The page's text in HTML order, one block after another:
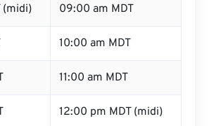
(midi) 09:00 am MDT
10:00 am MDT
11:00 am MDT
12:00 pm MDT (midi)